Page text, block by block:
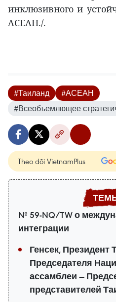
инклюзивного и
АСЕАН./.
#Таиланд
#АСЕАН
#Всеобъемлющее
Theo dõi VietnamPlus
№ 59-NQ/TW о
интеграции
Генсек, Президент
Председателя
ассамблеи —
представителей